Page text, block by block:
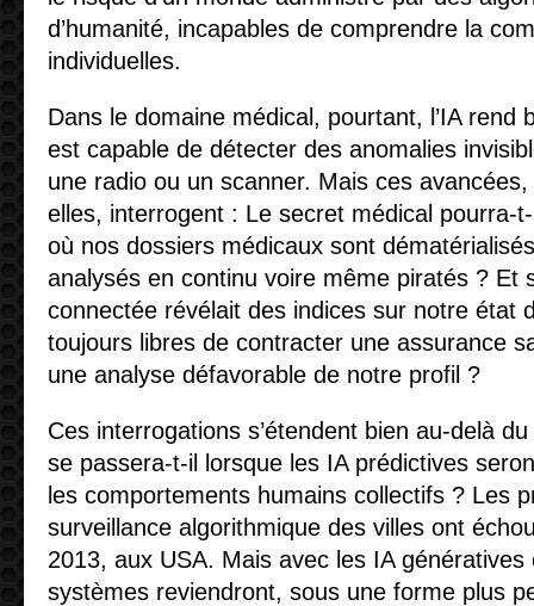
d’humanité, incapables de comprendre la
individuelles.
Dans le domaine médical, pourtant, l’IA rend
est capable de détecter des anomalies
une radio ou un scanner. Mais ces
elles, interrogent : Le secret médical pourra-
où nos dossiers médicaux sont
analysés en continu voire même piratés ? Et
connectée révélait des indices sur notre état
toujours libres de contracter une assurance
une analyse défavorable de notre profil ?
Ces interrogations s’étendent bien au-delà
se passera-t-il lorsque les IA prédictives
les comportements humains collectifs ? Les
surveillance algorithmique des villes ont
2013, aux USA. Mais avec les IA
systèmes reviendront, sous une forme plus